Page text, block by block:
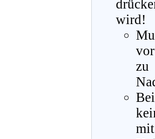
wird!
zu